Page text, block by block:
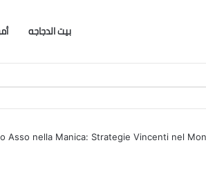
بيت الدجاجه
Asso nella Manica: Strategie Vincenti nel